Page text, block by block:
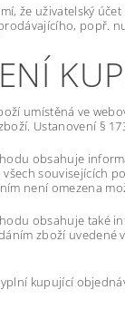
že uživatelský
popř.
umístěná ve
Ustanovení §
obsahuje
souvisejících
není omezena
obsahuje také
zboží
kupující